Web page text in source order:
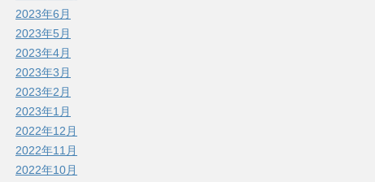
2023年6月
2023年5月
2023年4月
2023年3月
2023年2月
2023年1月
2022年12月
2022年11月
2022年10月